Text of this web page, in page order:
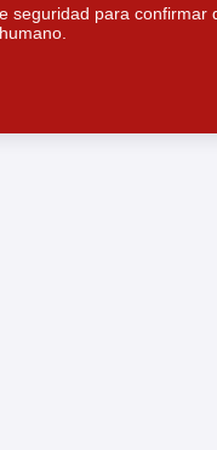
seguridad para confirmar